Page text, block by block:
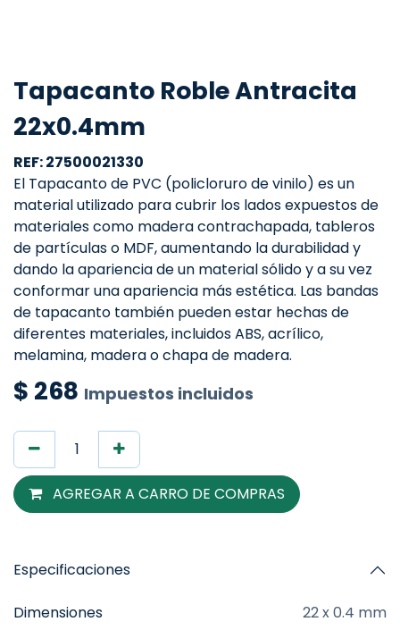
Tapacanto Roble Antracita
22x0.4mm
REF: 27500021330
El Tapacanto de PVC (policloruro de vinilo) es un
material utilizado para cubrir los lados expuestos de
materiales como madera contrachapada, tableros
de partículas o MDF, aumentando la durabilidad y
dando la apariencia de un material sólido y a su vez
conformar una apariencia más estética. Las bandas
de tapacanto también pueden estar hechas de
diferentes materiales, incluidos ABS, acrílico,
melamina, madera o chapa de madera.
$ 268 Impuestos incluidos
AGREGAR A CARRO DE COMPRAS
Especificaciones
Dimensiones
22 x 0.4 mm